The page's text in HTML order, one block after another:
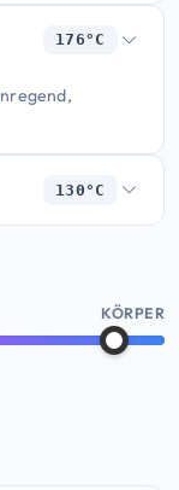
176°C
130°C
KÖRPER